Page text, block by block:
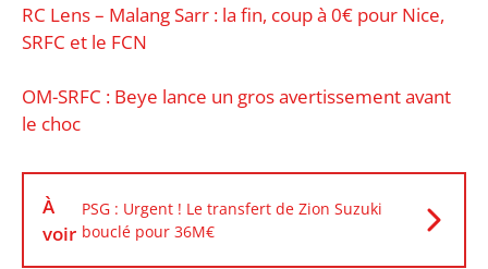
RC Lens – Malang Sarr : la fin, coup à 0€ pour Nice,
SRFC et le FCN
OM-SRFC : Beye lance un gros avertissement avant
le choc
À
voir
PSG : Urgent ! Le transfert de Zion Suzuki
bouclé pour 36M€